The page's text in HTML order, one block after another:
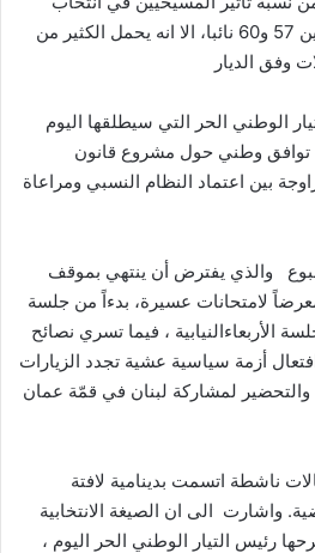
نوابهم حيث تتأرجح النسبة بين 57 و60 نائبا، الا انه يحمل الكثير من
وفق الديار
الوطني الحر التي سيطلقها اليوم
توافق وطني حول مشروع قانون
بين اعتماد النظام النسبي ومراعاة
والذي يفترض أن ينتهي بموقف
لامتحانات عسيرة، بدءاً من جلسة
الأربعاءالنيابية ، فيما تسري نصائح
أزمة سياسية عشية تجدد الزيارات
والتحضير لمشاركة لبنان في قمّة عمان
ناشطة اتسمت بدينامية لافتة
واشارت الى ان الصيغة الانتخابية
رئيس التيار الوطني الحر اليوم ،